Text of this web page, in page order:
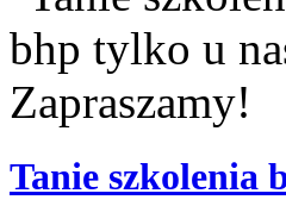
Tanie szkolenia